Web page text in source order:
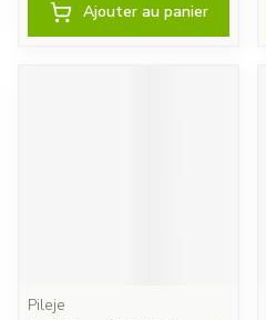
Ajouter au panier
Pileje